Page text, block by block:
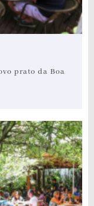
prato da Boa